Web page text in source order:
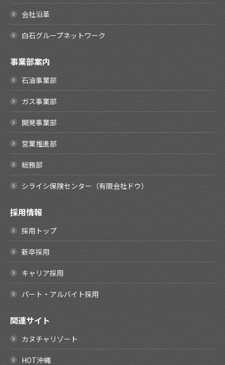
会社沿革
白石グループネットワーク
事業部案内
石油事業部
ガス事業部
開発事業部
営業推進部
総務部
シライシ保険センター（有限会社ドウ）
採用情報
採用トップ
新卒採用
キャリア採用
パート・アルバイト採用
関連サイト
カヌチャリゾート
HOT沖縄